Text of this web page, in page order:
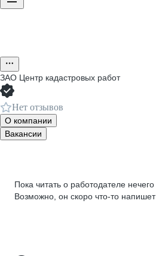
ЗАО Центр кадастровых работ
Нет отзывов
О компании
Вакансии
Пока читать о работодателе нечего
Возможно, он скоро что‑то напишет